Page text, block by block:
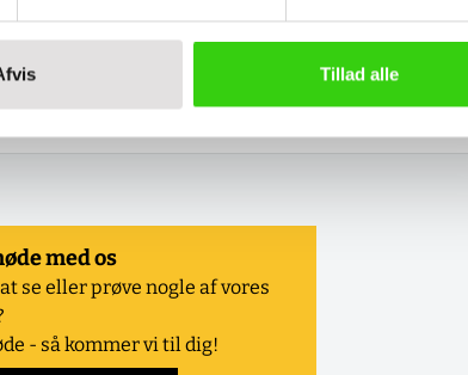
Tillad alle
med os
se eller prøve nogle af vores
- så kommer vi til dig!